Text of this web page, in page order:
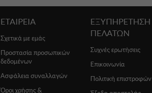
ΕΤΑΙΡΕΙΑ
Σχετικά με εμάς
Προστασία προσωπικών
δεδομένων
Ασφάλεια συναλλαγών
Όροι χρήσης &
ΕΞΥΠΗΡΕΤΗΣΗ
ΠΕΛΑΤΩΝ
Συχνές ερωτήσεις
Επικοινωνία
Πολιτική επιστροφών